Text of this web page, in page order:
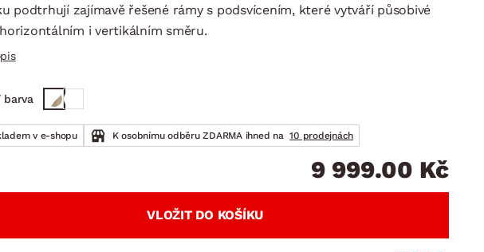
ZAHRADNÍ DOPLŇKY VÁNOCE
Zahradní doplňky
podtrhují zajímavě řešené rámy s podsvícením, které vytváří působivé
i vertikálním směru.
barva
v e-shopu K osobnímu odběru ZDARMA ihned na 10 prodejnách
9 999.00 Kč
VLOŽIT DO KOŠÍKU